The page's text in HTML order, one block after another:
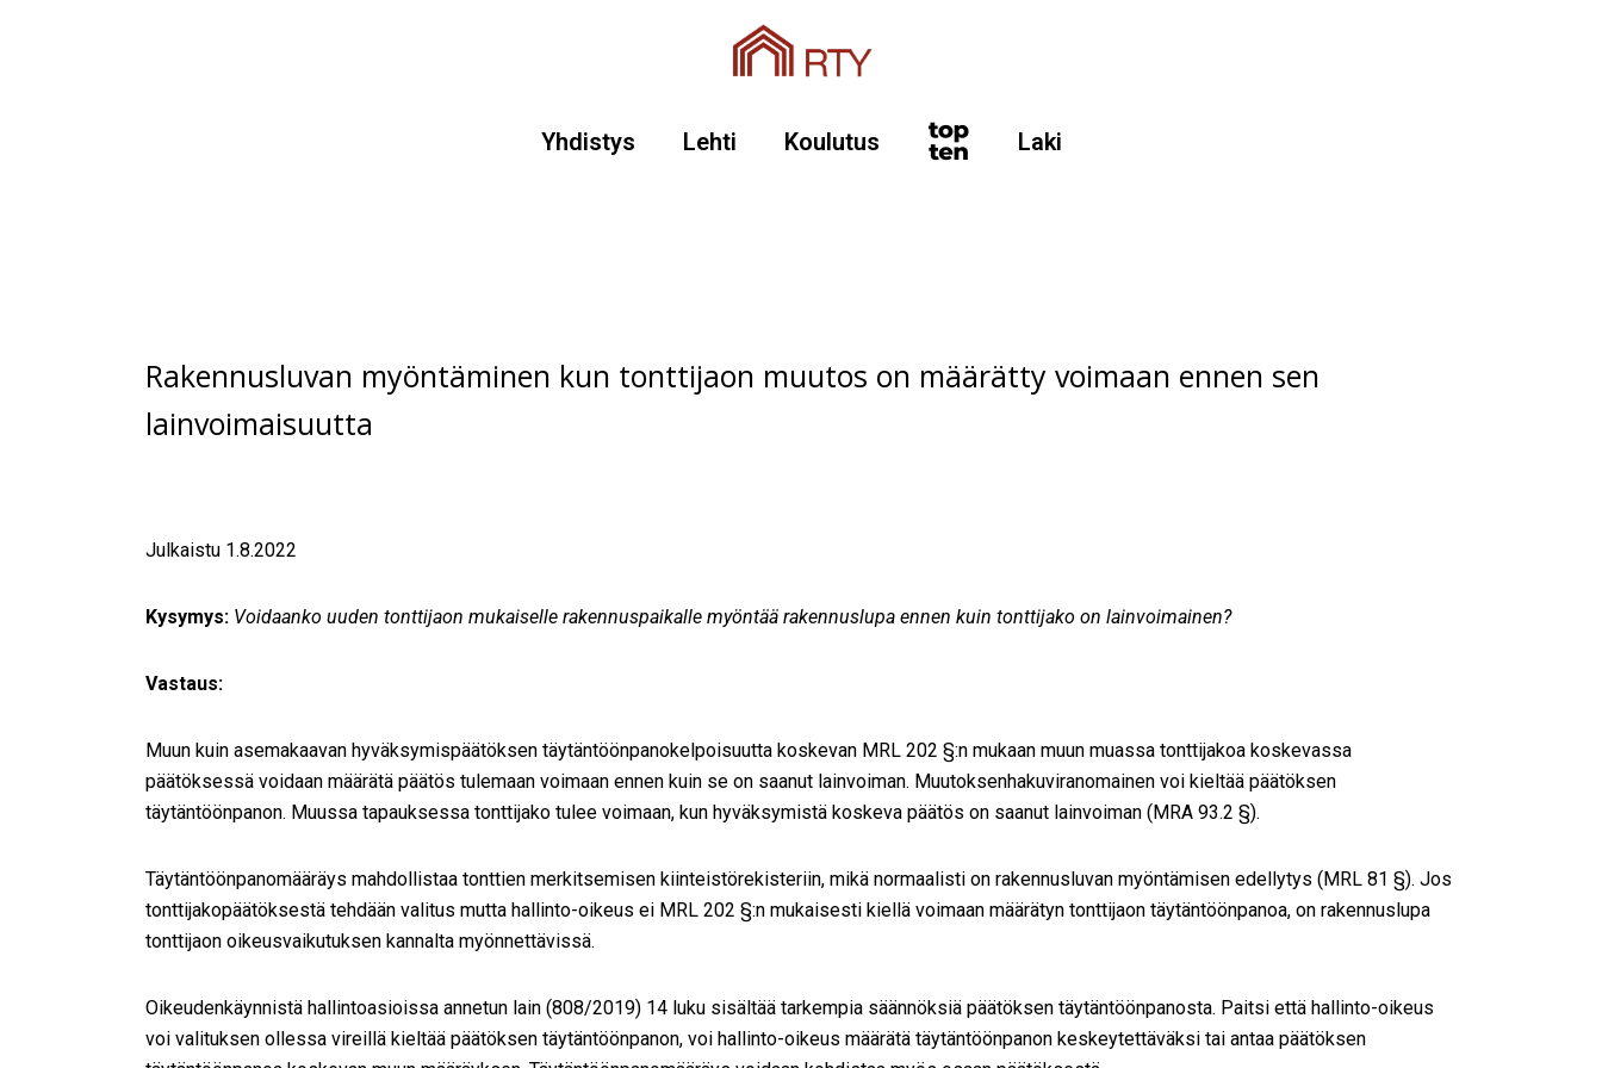
Yhdistys Lehti Koulutus Laki
Rakennusluvan myöntäminen kun tonttijaon muutos on määrätty voimaan ennen sen
lainvoimaisuutta
Julkaistu 1.8.2022
Kysymys: Voidaanko uuden tonttijaon mukaiselle rakennuspaikalle myöntää rakennuslupa ennen kuin tonttijako on lainvoimainen?
Vastaus:
Muun kuin asemakaavan hyväksymispäätöksen täytäntöönpanokelpoisuutta koskevan MRL 202 §:n mukaan muun muassa tonttijakoa koskevassa
päätöksessä voidaan määrätä päätös tulemaan voimaan ennen kuin se on saanut lainvoiman. Muutoksenhakuviranomainen voi kieltää päätöksen
täytäntöönpanon. Muussa tapauksessa tonttijako tulee voimaan, kun hyväksymistä koskeva päätös on saanut lainvoiman (MRA 93.2 §).
Täytäntöönpanomääräys mahdollistaa tonttien merkitsemisen kiinteistörekisteriin, mikä normaalisti on rakennusluvan myöntämisen edellytys (MRL 81 §). Jos
tonttijakopäätöksestä tehdään valitus mutta hallinto-oikeus ei MRL 202 §:n mukaisesti kiellä voimaan määrätyn tonttijaon täytäntöönpanoa, on rakennuslupa
tonttijaon oikeusvaikutuksen kannalta myönnettävissä.
Oikeudenkäynnistä hallintoasioissa annetun lain (808/2019) 14 luku sisältää tarkempia säännöksiä päätöksen täytäntöönpanosta. Paitsi että hallinto-oikeus
voi valituksen ollessa vireillä kieltää päätöksen täytäntöönpanon, voi hallinto-oikeus määrätä täytäntöönpanon keskeytettäväksi tai antaa päätöksen